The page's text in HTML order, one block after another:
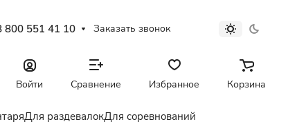
800 551 41 10 Заказать звонок
Войти Сравнение Избранное Корзина
Для раздевалокДля соревнований